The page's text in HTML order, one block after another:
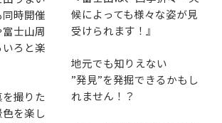
時開催
士山周
ろと楽
撮りた
を楽し
候によっても様々な姿が見
受けられます！』
地元でも知りえない
”発見”を発掘できるかもし
れません！？